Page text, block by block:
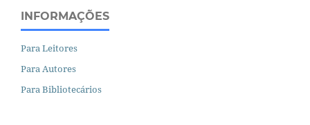
INFORMAÇÕES
Para Leitores
Para Autores
Para Bibliotecários